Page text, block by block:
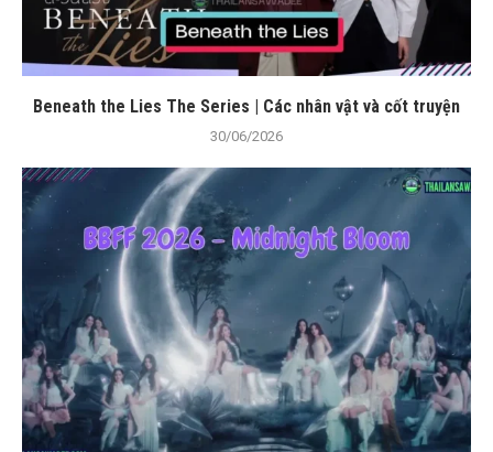
Beneath the Lies The Series | Các nhân vật và cốt truyện
30/06/2026